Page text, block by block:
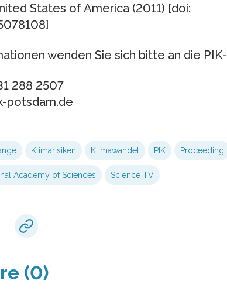
States of America (2011) [doi:
wenden Sie sich bitte an die
288 2507
potsdam.de
Klimarisiken Klimawandel PIK Proceeding
Academy of Sciences Science TV
(0)